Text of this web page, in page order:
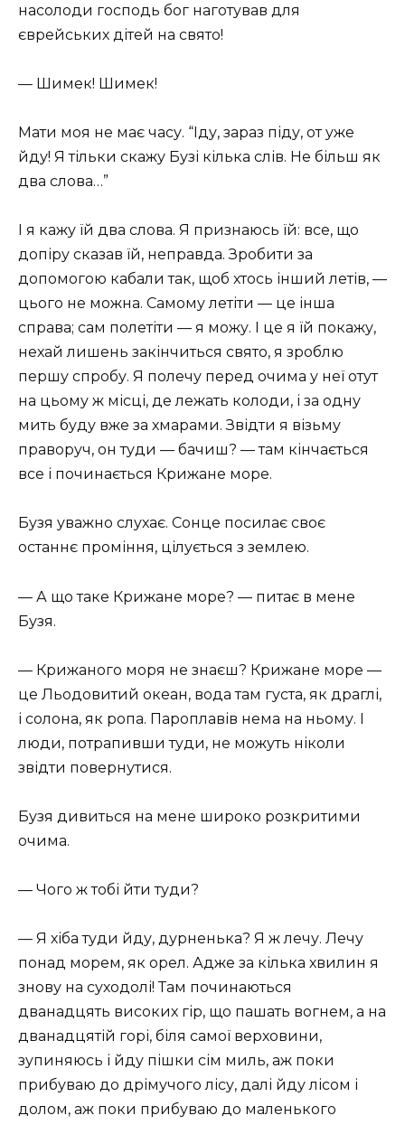
насолоди господь бог наготував для
єврейських дітей на свято!
— Шимек! Шимек!
Мати моя не має часу. “Іду, зараз піду, от уже
йду! Я тільки скажу Бузі кілька слів. Не більш як
два слова…”
І я кажу їй два слова. Я признаюсь їй: все, що
допіру сказав їй, неправда. Зробити за
допомогою кабали так, щоб хтось інший летів, —
цього не можна. Самому летіти — це інша
справа; сам полетіти — я можу. І це я їй покажу,
нехай лишень закінчиться свято, я зроблю
першу спробу. Я полечу перед очима у неї отут
на цьому ж місці, де лежать колоди, і за одну
мить буду вже за хмарами. Звідти я візьму
праворуч, он туди — бачиш? — там кінчається
все і починається Крижане море.
Бузя уважно слухає. Сонце посилає своє
останнє проміння, цілується з землею.
— А що таке Крижане море? — питає в мене
Бузя.
— Крижаного моря не знаєш? Крижане море —
це Льодовитий океан, вода там густа, як драглі,
і солона, як ропа. Пароплавів нема на ньому. І
люди, потрапивши туди, не можуть ніколи
звідти повернутися.
Бузя дивиться на мене широко розкритими
очима.
— Чого ж тобі йти туди?
— Я хіба туди йду, дурненька? Я ж лечу. Лечу
понад морем, як орел. Адже за кілька хвилин я
знову на суходолі! Там починаються
дванадцять високих гір, що пашать вогнем, а на
дванадцятій горі, біля самої верховини,
зупиняюсь і йду пішки сім миль, аж поки
прибуваю до дрімучого лісу, далі йду лісом і
долом, аж поки прибуваю до маленького